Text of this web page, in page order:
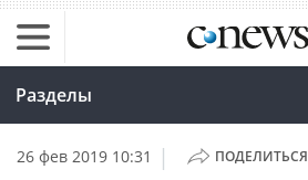
Разделы
26 фев 2019 10:31 | ПОДЕЛИТЬСЯ